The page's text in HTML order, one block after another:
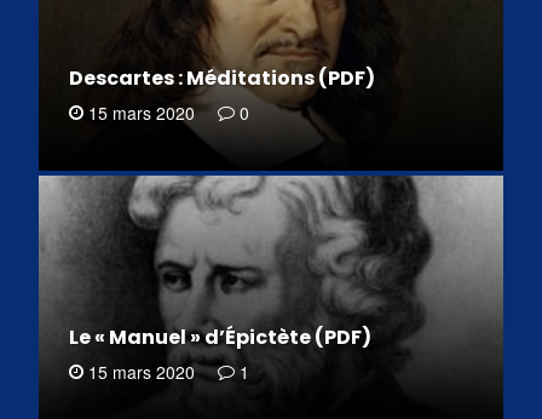
Descartes : Méditations (PDF)
15 mars 2020 0
Le « Manuel » d’Épictète (PDF)
15 mars 2020 1